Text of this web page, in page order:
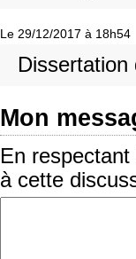
Le 29/12/2017 à 18h54
Dissertation
Mon
En
à cette